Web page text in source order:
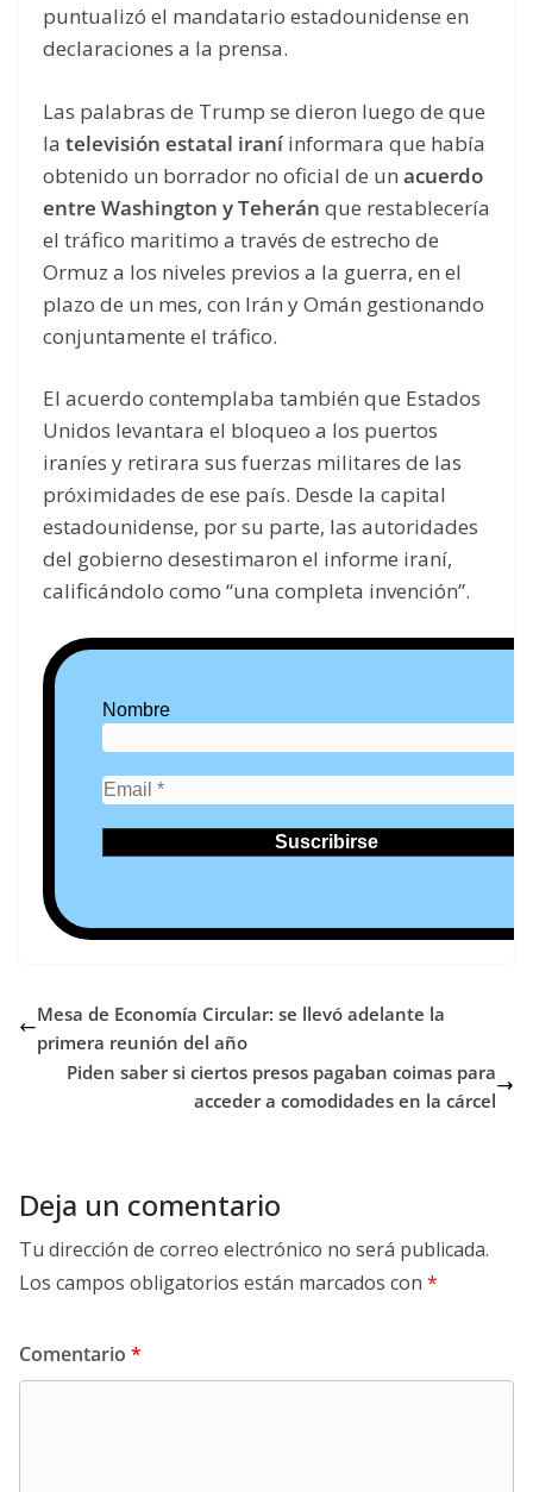
puntualizó el mandatario estadounidense en
declaraciones a la prensa.
Las palabras de Trump se dieron luego de que
la televisión estatal iraní informara que había
obtenido un borrador no oficial de un acuerdo
entre Washington y Teherán que restablecería
el tráfico maritimo a través de estrecho de
Ormuz a los niveles previos a la guerra, en el
plazo de un mes, con Irán y Omán gestionando
conjuntamente el tráfico.
El acuerdo contemplaba también que Estados
Unidos levantara el bloqueo a los puertos
iraníes y retirara sus fuerzas militares de las
próximidades de ese país. Desde la capital
estadounidense, por su parte, las autoridades
del gobierno desestimaron el informe iraní,
calificándolo como “una completa invención”.
Nombre
Mesa de Economía Circular: se llevó adelante la
primera reunión del año
Piden saber si ciertos presos pagaban coimas para
acceder a comodidades en la cárcel
Deja un comentario
Tu dirección de correo electrónico no será publicada.
Los campos obligatorios están marcados con *
Comentario *